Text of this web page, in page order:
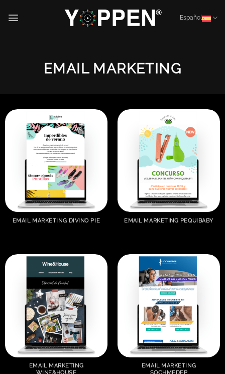
Español
EMAIL MARKETING
EMAIL MARKETING DIVINO PIE EMAIL MARKETING PEQUIBABY
EMAIL MARKETING
EMAIL MARKETING